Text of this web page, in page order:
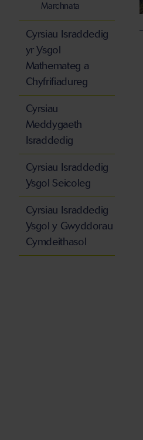
Marchnata
Cyrsiau Israddedig
yr Ysgol
Mathemateg a
Chyfrifiadureg
Cyrsiau
Meddygaeth
Israddedig
Cyrsiau Israddedig
Ysgol Seicoleg
Cyrsiau Israddedig
Ysgol y Gwyddorau
Cymdeithasol